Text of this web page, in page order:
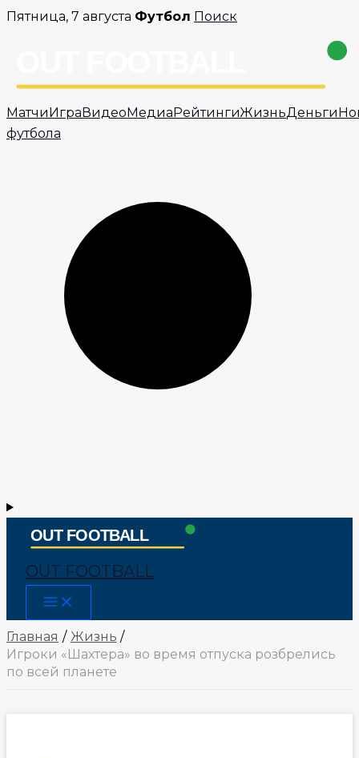
Перейти
Пятница, 7 августа Футбол Поиск
Матчи Игра Видео Медиа РейтингиЖизньДеньги
футбола
OUT FOOTBALL
Main
Menu
Главная
Жизнь
Игроки «Шахтера» во время отпуска розбрелись
по всей планете